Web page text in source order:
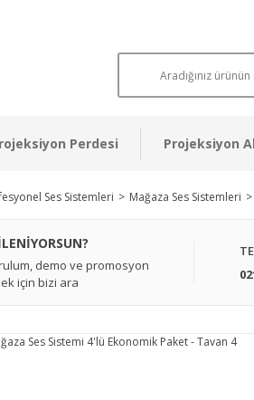
Perdesi Projeksiyon
Ses Sistemleri Mağaza Ses Sistemleri
demo ve promosyon
için bizi ara